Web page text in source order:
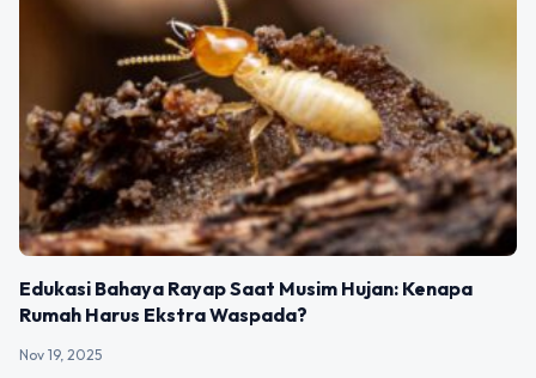
Edukasi Bahaya Rayap Saat Musim Hujan: Kenapa
Rumah Harus Ekstra Waspada?
Nov 19, 2025